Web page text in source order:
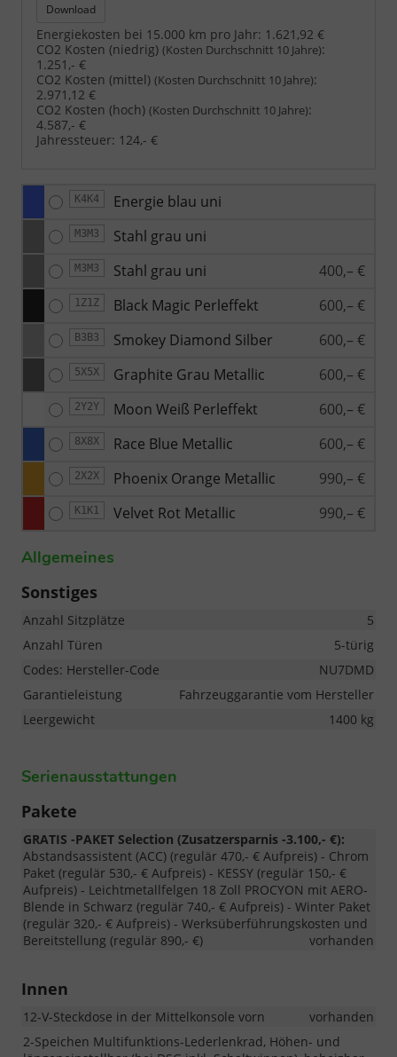
Download
Energiekosten bei 15.000 km pro Jahr: 1.621,92 €
CO2 Kosten (niedrig) (Kosten Durchschnitt 10 Jahre):
1.251,- €
CO2 Kosten (mittel) (Kosten Durchschnitt 10 Jahre):
2.971,12 €
CO2 Kosten (hoch) (Kosten Durchschnitt 10 Jahre):
4.587,- €
Jahressteuer: 124,- €
K4K4 Energie blau uni
M3M3 Stahl grau uni
M3M3 Stahl grau uni 400,– €
1Z1Z Black Magic Perleffekt 600,– €
B3B3 Smokey Diamond Silber 600,– €
5X5X Graphite Grau Metallic 600,– €
2Y2Y Moon Weiß Perleffekt 600,– €
8X8X Race Blue Metallic 600,– €
2X2X Phoenix Orange Metallic 990,– €
K1K1 Velvet Rot Metallic 990,– €
Allgemeines
Sonstiges
Anzahl Sitzplätze
5
Anzahl Türen
5-türig
Codes: Hersteller-Code
NU7DMD
Garantieleistung
Fahrzeuggarantie vom Hersteller
Leergewicht
1400 kg
Serienausstattungen
Pakete
GRATIS -PAKET Selection (Zusatzersparnis -3.100,- €):
Abstandsassistent (ACC) (regulär 470,- € Aufpreis) - Chrom
Paket (regulär 530,- € Aufpreis) - KESSY (regulär 150,- €
Aufpreis) - Leichtmetallfelgen 18 Zoll PROCYON mit AERO-
Blende in Schwarz (regulär 740,- € Aufpreis) - Winter Paket
(regulär 320,- € Aufpreis) - Werksüberführungskosten und
Bereitstellung (regulär 890,- €)
vorhanden
Innen
12-V-Steckdose in der Mittelkonsole vorn
vorhanden
2-Speichen Multifunktions-Lederlenkrad, Höhen- und